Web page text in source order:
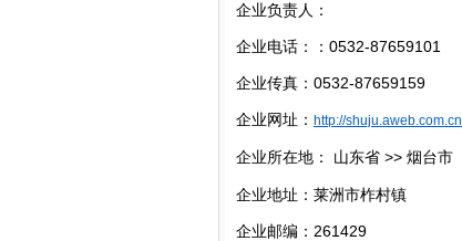
企业负责人：
企业电话：：0532-87659101
企业传真：0532-87659159
企业网址： http://shuju.aweb.com.cn
企业所在地： 山东省 >> 烟台市
企业地址：莱洲市柞村镇
企业邮编：261429